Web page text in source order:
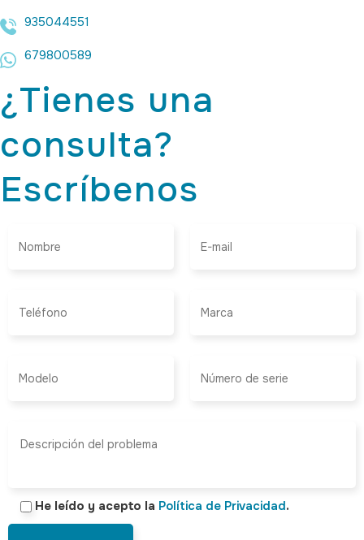
935044551
679800589
¿Tienes una
consulta?
Escríbenos
He leído y acepto la Política de Privacidad.